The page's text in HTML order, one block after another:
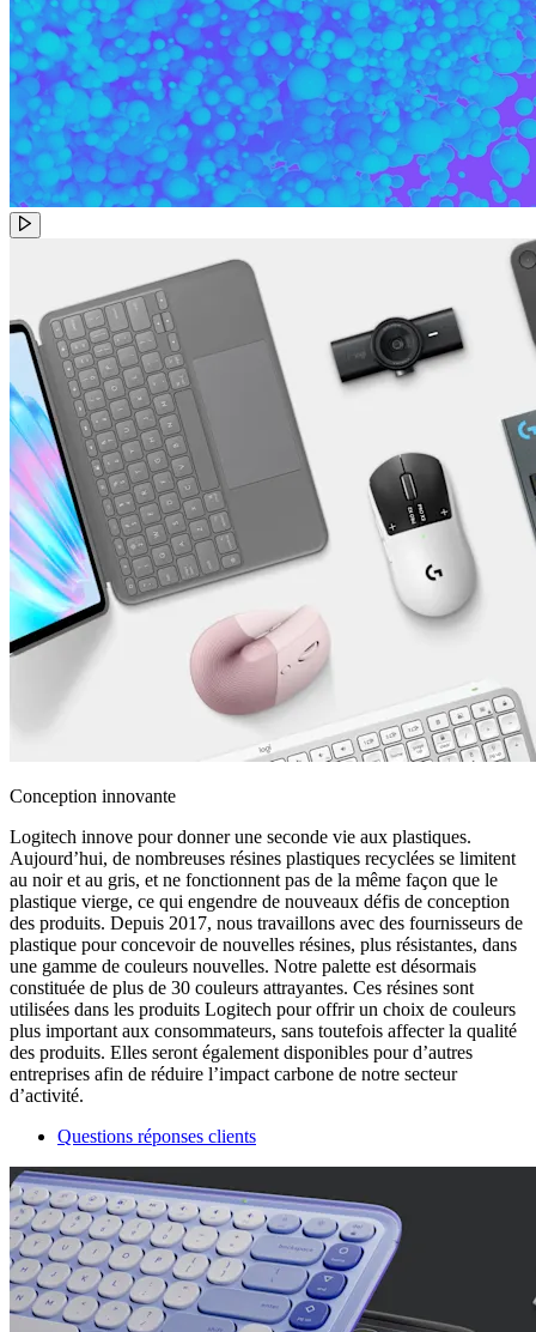
Conception innovante
Logitech innove pour donner une seconde vie aux plastiques.
Aujourd’hui, de nombreuses résines plastiques recyclées se limitent
au noir et au gris, et ne fonctionnent pas de la même façon que le
plastique vierge, ce qui engendre de nouveaux défis de conception
des produits. Depuis 2017, nous travaillons avec des fournisseurs de
plastique pour concevoir de nouvelles résines, plus résistantes, dans
une gamme de couleurs nouvelles. Notre palette est désormais
constituée de plus de 30 couleurs attrayantes. Ces résines sont
utilisées dans les produits Logitech pour offrir un choix de couleurs
plus important aux consommateurs, sans toutefois affecter la qualité
des produits. Elles seront également disponibles pour d’autres
entreprises afin de réduire l’impact carbone de notre secteur
d’activité.
Questions réponses clients